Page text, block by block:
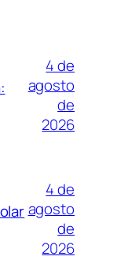
4 de
agosto
de
2026
4 de
agosto
de
2026